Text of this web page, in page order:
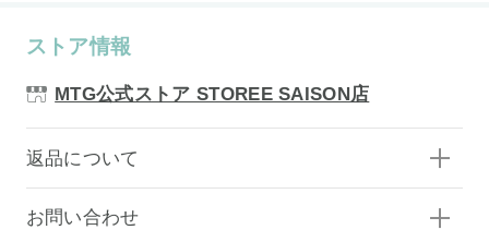
ストア情報
MTG公式ストア STOREE SAISON店
返品について
お問い合わせ